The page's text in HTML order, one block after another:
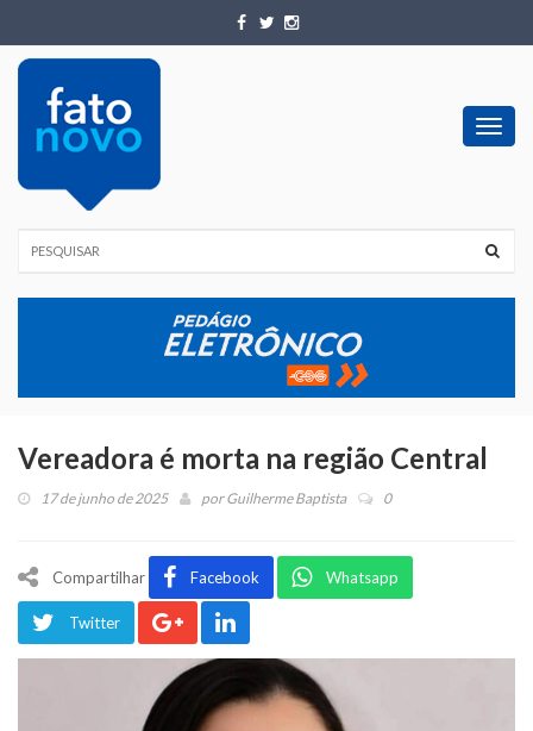
Vereadora é morta na região Central
17 de junho de 2025 porGuilherme Baptista 0
Compartilhar Facebook Whatsapp
Twitter